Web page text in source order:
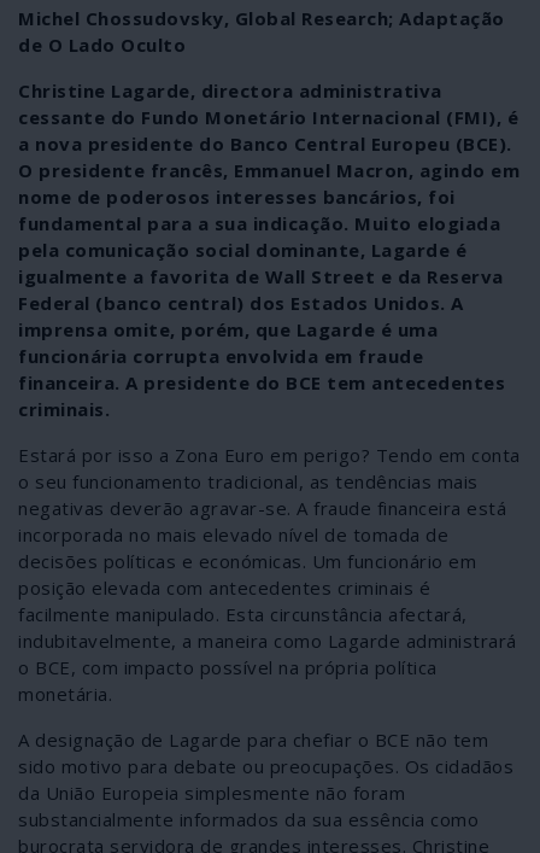
Michel Chossudovsky, Global Research; Adaptação
de O Lado Oculto
Christine Lagarde, directora administrativa
cessante do Fundo Monetário Internacional (FMI), é
a nova presidente do Banco Central Europeu (BCE).
O presidente francês, Emmanuel Macron, agindo em
nome de poderosos interesses bancários, foi
fundamental para a sua indicação. Muito elogiada
pela comunicação social dominante, Lagarde é
igualmente a favorita de Wall Street e da Reserva
Federal (banco central) dos Estados Unidos. A
imprensa omite, porém, que Lagarde é uma
funcionária corrupta envolvida em fraude
financeira. A presidente do BCE tem antecedentes
criminais.
Estará por isso a Zona Euro em perigo? Tendo em conta
o seu funcionamento tradicional, as tendências mais
negativas deverão agravar-se. A fraude financeira está
incorporada no mais elevado nível de tomada de
decisões políticas e económicas. Um funcionário em
posição elevada com antecedentes criminais é
facilmente manipulado. Esta circunstância afectará,
indubitavelmente, a maneira como Lagarde administrará
o BCE, com impacto possível na própria política
monetária.
A designação de Lagarde para chefiar o BCE não tem
sido motivo para debate ou preocupações. Os cidadãos
da União Europeia simplesmente não foram
substancialmente informados da sua essência como
burocrata servidora de grandes interesses. Christine